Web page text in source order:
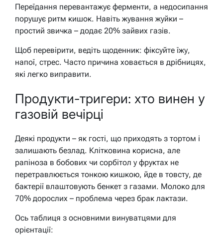
Переїдання перевантажує ферменти, а недосипання
порушує ритм кишок. Навіть жування жуйки –
простий звичка – додає 20% зайвих газів.
Щоб перевірити, ведіть щоденник: фіксуйте їжу,
напої, стрес. Часто причина ховається в дрібницях,
які легко виправити.
Продукти-тригери: хто винен у
газовій вечірці
Деякі продукти – як гості, що приходять з тортом і
залишають безлад. Клітковина корисна, але
рапіноза в бобових чи сорбітол у фруктах не
перетравлюється тонкою кишкою, йде в товсту, де
бактерії влаштовують бенкет з газами. Молоко для
70% дорослих – проблема через брак лактази.
Ось таблиця з основними винуватцями для
орієнтації: